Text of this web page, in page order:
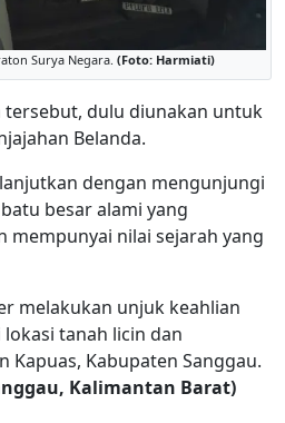
Surya Negara. (Foto: Harmiati)
tersebut, dulu diunakan untuk
Belanda.
dengan mengunjungi
besar alami yang
mempunyai nilai sejarah yang
melakukan unjuk keahlian
tanah licin dan
Kapuas, Kabupaten Sanggau.
Kalimantan Barat)